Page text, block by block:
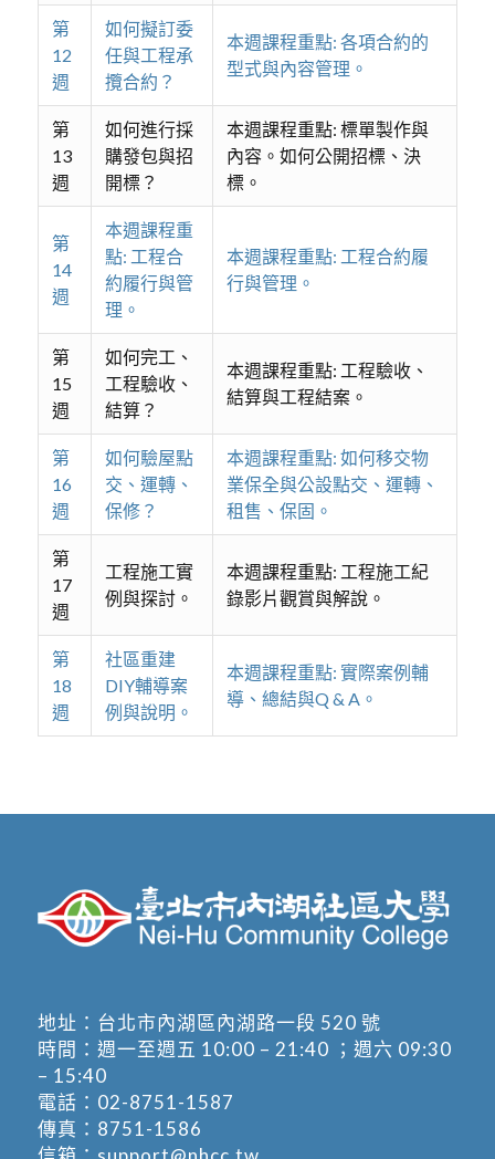
第
12
週
如何擬訂委
任與工程承
攬合約？
本週課程重點: 各項合約的
型式與內容管理。
第
13
週
如何進行採
購發包與招
開標？
本週課程重點: 標單製作與
內容。如何公開招標、決
標。
第
14
週
本週課程重
點: 工程合
約履行與管
理。
本週課程重點: 工程合約履
行與管理。
第
15
週
如何完工、
工程驗收、
結算？
本週課程重點: 工程驗收、
結算與工程結案。
第
16
週
如何驗屋點
交、運轉、
保修？
本週課程重點: 如何移交物
業保全與公設點交、運轉、
租售、保固。
第
17
週
工程施工實
例與探討。
本週課程重點: 工程施工紀
錄影片觀賞與解說。
第
18
週
社區重建
DIY輔導案
例與說明。
本週課程重點: 實際案例輔
導、總結與Q & A。
地址： 台北市內湖區內湖路一段 520 號
時間：週一至週五 10:00 – 21:40 ；週六 09:30
– 15:40
電話： 02-8751-1587
傳真：8751-1586